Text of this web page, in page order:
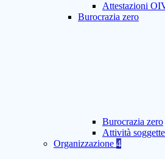
Attestazioni
Burocrazia zero
Burocrazia zero
Attività
Organizzazione 4